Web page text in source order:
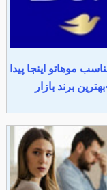
موهاتو اینجا پیدا
برند بازار